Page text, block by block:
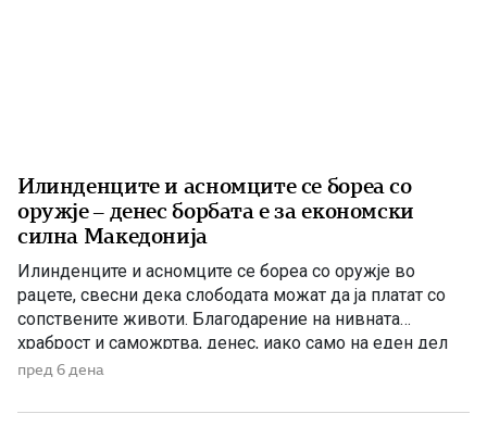
Илинденците и асномците се бореа со
оружје – денес борбата е за економски
силна Македонија
Илинденците и асномците се бореа со оружје во
рацете, свесни дека слободата можат да ја платат со
сопствените животи. Благодарение на нивната
храброст и саможртва, денес, иако само на еден дел
од Македонија, имаме сопствена држава, свој
македонското име. Нивниот аманет не е само да се
пред 6 дена